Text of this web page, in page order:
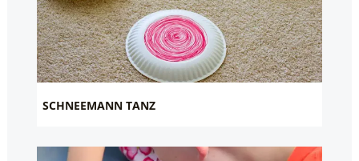
SCHNEEMANN TANZ